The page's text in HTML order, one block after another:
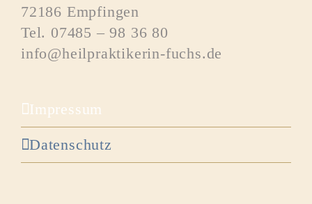
72186 Empfingen
Tel. 07485 – 98 36 80
info@heilpraktikerin-fuchs.de
Impressum
Datenschutz